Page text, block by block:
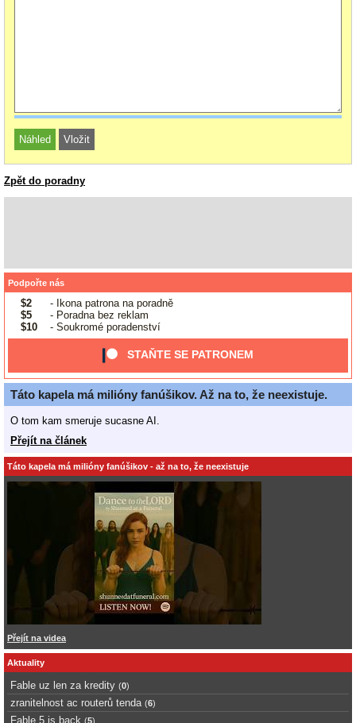
Zpět do poradny
Podpořte nás
$2
- Ikona patrona na poradně
$5
- Poradna bez reklam
$10
- Soukromé poradenství
STAŇTE SE PATRONEM
Táto kapela má milióny fanúšikov. Až na to, že neexistuje.
O tom kam smeruje sucasne AI.
Přejít na článek
Táto kapela má milióny fanúšikov - až na to, že neexistuje
Přejít na videa
Aktuality
Fable uz len za kredity (0)
zranitelnost ac routerů tenda (6)
Fable 5 is back (5)